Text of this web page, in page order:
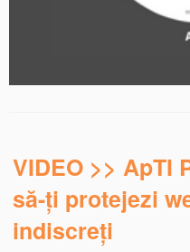
VIDEO >> ApTI
să-ți protejezi
indiscreți